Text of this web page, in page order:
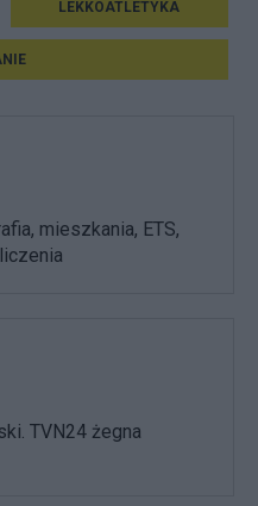
LEKKOATLETYKA
mieszkania, ETS,
TVN24 żegna